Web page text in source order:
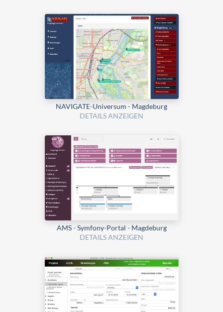
NAVIGATE-Universum - Magdeburg
DETAILS ANZEIGEN
AMS - Symfony-Portal - Magdeburg
DETAILS ANZEIGEN